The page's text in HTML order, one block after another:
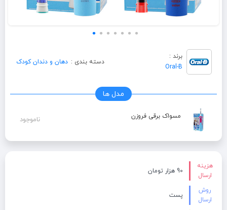
برند :
Oral-B
دسته بندی : دهان و دندان کودک
مدل ها
مسواک برقی فروزن ناموجود
هزینه
ارسال
90 هزار تومان
روش
ارسال
پست